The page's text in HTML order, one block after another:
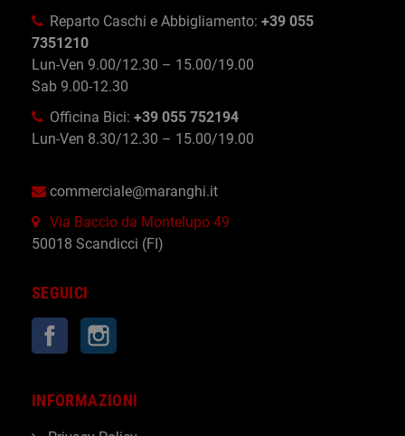
Reparto Caschi e Abbigliamento: +39 055
7351210
Lun-Ven 9.00/12.30 – 15.00/19.00
Sab 9.00-12.30
Officina Bici: +39 055 752194
Lun-Ven 8.30/12.30 – 15.00/19.00
commerciale@maranghi.it
Via Baccio da Montelupo 49
50018 Scandicci (FI)
SEGUICI
Facebook
INFORMAZIONI